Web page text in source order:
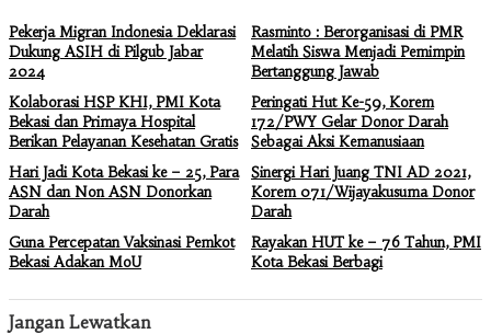
Pekerja Migran Indonesia Deklarasi
Dukung ASIH di Pilgub Jabar
2024
Rasminto : Berorganisasi di PMR
Melatih Siswa Menjadi Pemimpin
Bertanggung Jawab
Kolaborasi HSP KHI, PMI Kota
Bekasi dan Primaya Hospital
Berikan Pelayanan Kesehatan Gratis
Peringati Hut Ke-59, Korem
172/PWY Gelar Donor Darah
Sebagai Aksi Kemanusiaan
Hari Jadi Kota Bekasi ke – 25, Para
ASN dan Non ASN Donorkan
Darah
Sinergi Hari Juang TNI AD 2021,
Korem 071/Wijayakusuma Donor
Darah
Guna Percepatan Vaksinasi Pemkot
Bekasi Adakan MoU
Rayakan HUT ke – 76 Tahun, PMI
Kota Bekasi Berbagi
Jangan Lewatkan